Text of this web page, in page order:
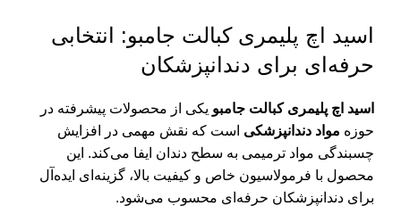
اسید اچ پلیمری کبالت جامبو: انتخابی
حرفه‌ای برای دندانپزشکان
اسید اچ پلیمری کبالت جامبو یکی از محصولات پیشرفته در
حوزه مواد دندانپزشکی است که نقش مهمی در افزایش
چسبندگی مواد ترمیمی به سطح دندان ایفا می‌کند. این
محصول با فرمولاسیون خاص و کیفیت بالا، گزینه‌ای ایده‌آل
برای دندانپزشکان حرفه‌ای محسوب می‌شود.